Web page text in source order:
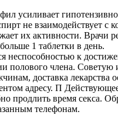
усиливает
не взаимодействует с
их активности. Врачи
1 таблетки в день.
неспособностью к
полового члена. Советую
доставка лекарства
адресу. П
продлить время секса.
телефонам.